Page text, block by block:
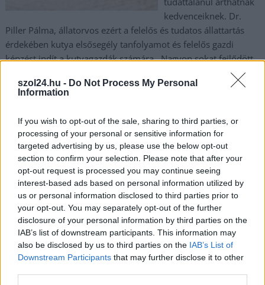
szol24.hu - Do Not Process My Personal
Information
If you wish to opt-out of the sale, sharing to third parties, or
processing of your personal or sensitive information for
targeted advertising by us, please use the below opt-out
section to confirm your selection. Please note that after your
opt-out request is processed you may continue seeing
interest-based ads based on personal information utilized by
us or personal information disclosed to third parties prior to
your opt-out. You may separately opt-out of the further
disclosure of your personal information by third parties on the
IAB’s list of downstream participants. This information may
also be disclosed by us to third parties on the IAB’s List of
Downstream Participants that may further disclose it to other
kedvenceiknek. Dr.
Piller Pálma, állatorvos ezért a felelős és tudatos állattartás
érdekében kutya elsősegély tanfolyamot és felelős gazdi
képzést indít a kutyagazdák számára. Nagyon sokat fejlődött
a hazai állattartó kultúra az elmúlt években, azonban még
mindig sok a véletlen mérgezés, az elkerülhető baleset, és a
kapta, vagy mert a gazdi nem…
TOVÁBB OLVASOM
Magyarország állatorvos ,állattartás,kutya
Még mindig nincs meg a több tucatnyi kiskutya
hangszálát átvágó orvos
2023.11.06. Fazekas Adrián